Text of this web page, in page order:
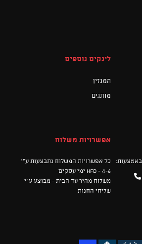
לינקים נוספים
המגזין
מותגים
אפשרויות משלוח
כל אפשרויות המשלוח נתבצעות ע"י
HFD - 4-6 ימי עסקים
משלוח מהיר עד הבית - מבוצע ע"י
שליחי החנות